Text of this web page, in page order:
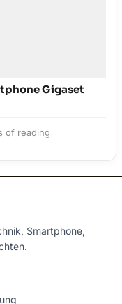
Gigaset
of reading
Smartphone,